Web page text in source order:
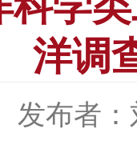
洋调
发布者：